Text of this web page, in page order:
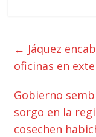
← Jáquez
oficinas en
Gobierno
sorgo en la
cosechen